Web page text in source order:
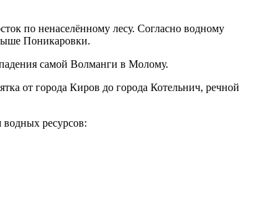
по ненаселённому лесу. Согласно водному
Поникаровки.
самой Волманги в Молому.
от города Киров до города Котельнич, речной
ресурсов: